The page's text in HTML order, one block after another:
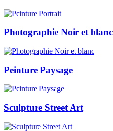
Photographie Noir et blanc
Peinture Paysage
Sculpture Street Art